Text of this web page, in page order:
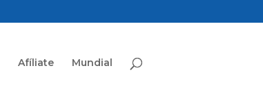
Afíliate Mundial